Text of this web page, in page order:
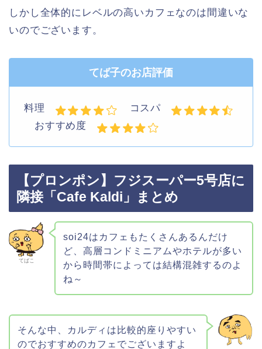
しかし全体的にレベルの高いカフェなのは間違いな
いのでございます。
てば子のお店評価
料理
コスパ
おすすめ度
【プロンポン】フジスーパー5号店に
隣接「Cafe Kaldi」まとめ
てばこ
soi24はカフェもたくさんあるんだけ
ど、高層コンドミニアムやホテルが多い
から時間帯によっては結構混雑するのよ
ね～
そんな中、カルディは比較的座りやすい
のでおすすめのカフェでございますよ